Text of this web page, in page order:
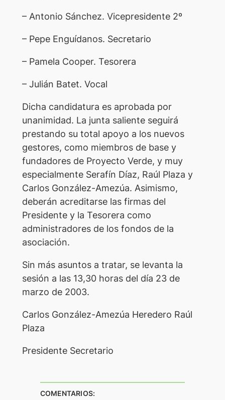
– Antonio Sánchez. Vicepresidente 2º
– Pepe Enguídanos. Secretario
– Pamela Cooper. Tesorera
– Julián Batet. Vocal
Dicha candidatura es aprobada por
unanimidad. La junta saliente seguirá
prestando su total apoyo a los nuevos
gestores, como miembros de base y
fundadores de Proyecto Verde, y muy
especialmente Serafín Díaz, Raúl Plaza y
Carlos González-Amezúa. Asimismo,
deberán acreditarse las firmas del
Presidente y la Tesorera como
administradores de los fondos de la
asociación.
Sin más asuntos a tratar, se levanta la
sesión a las 13,30 horas del día 23 de
marzo de 2003.
Carlos González-Amezúa Heredero Raúl
Plaza
Presidente Secretario
COMENTARIOS: